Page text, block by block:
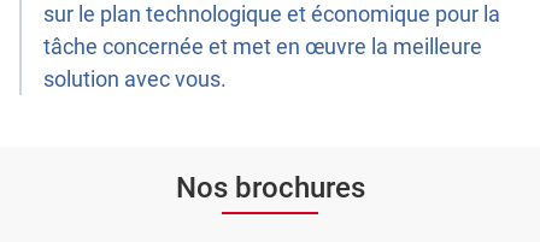
sur le plan technologique et économique pour la
tâche concernée et met en œuvre la meilleure
solution avec vous.
Nos brochures